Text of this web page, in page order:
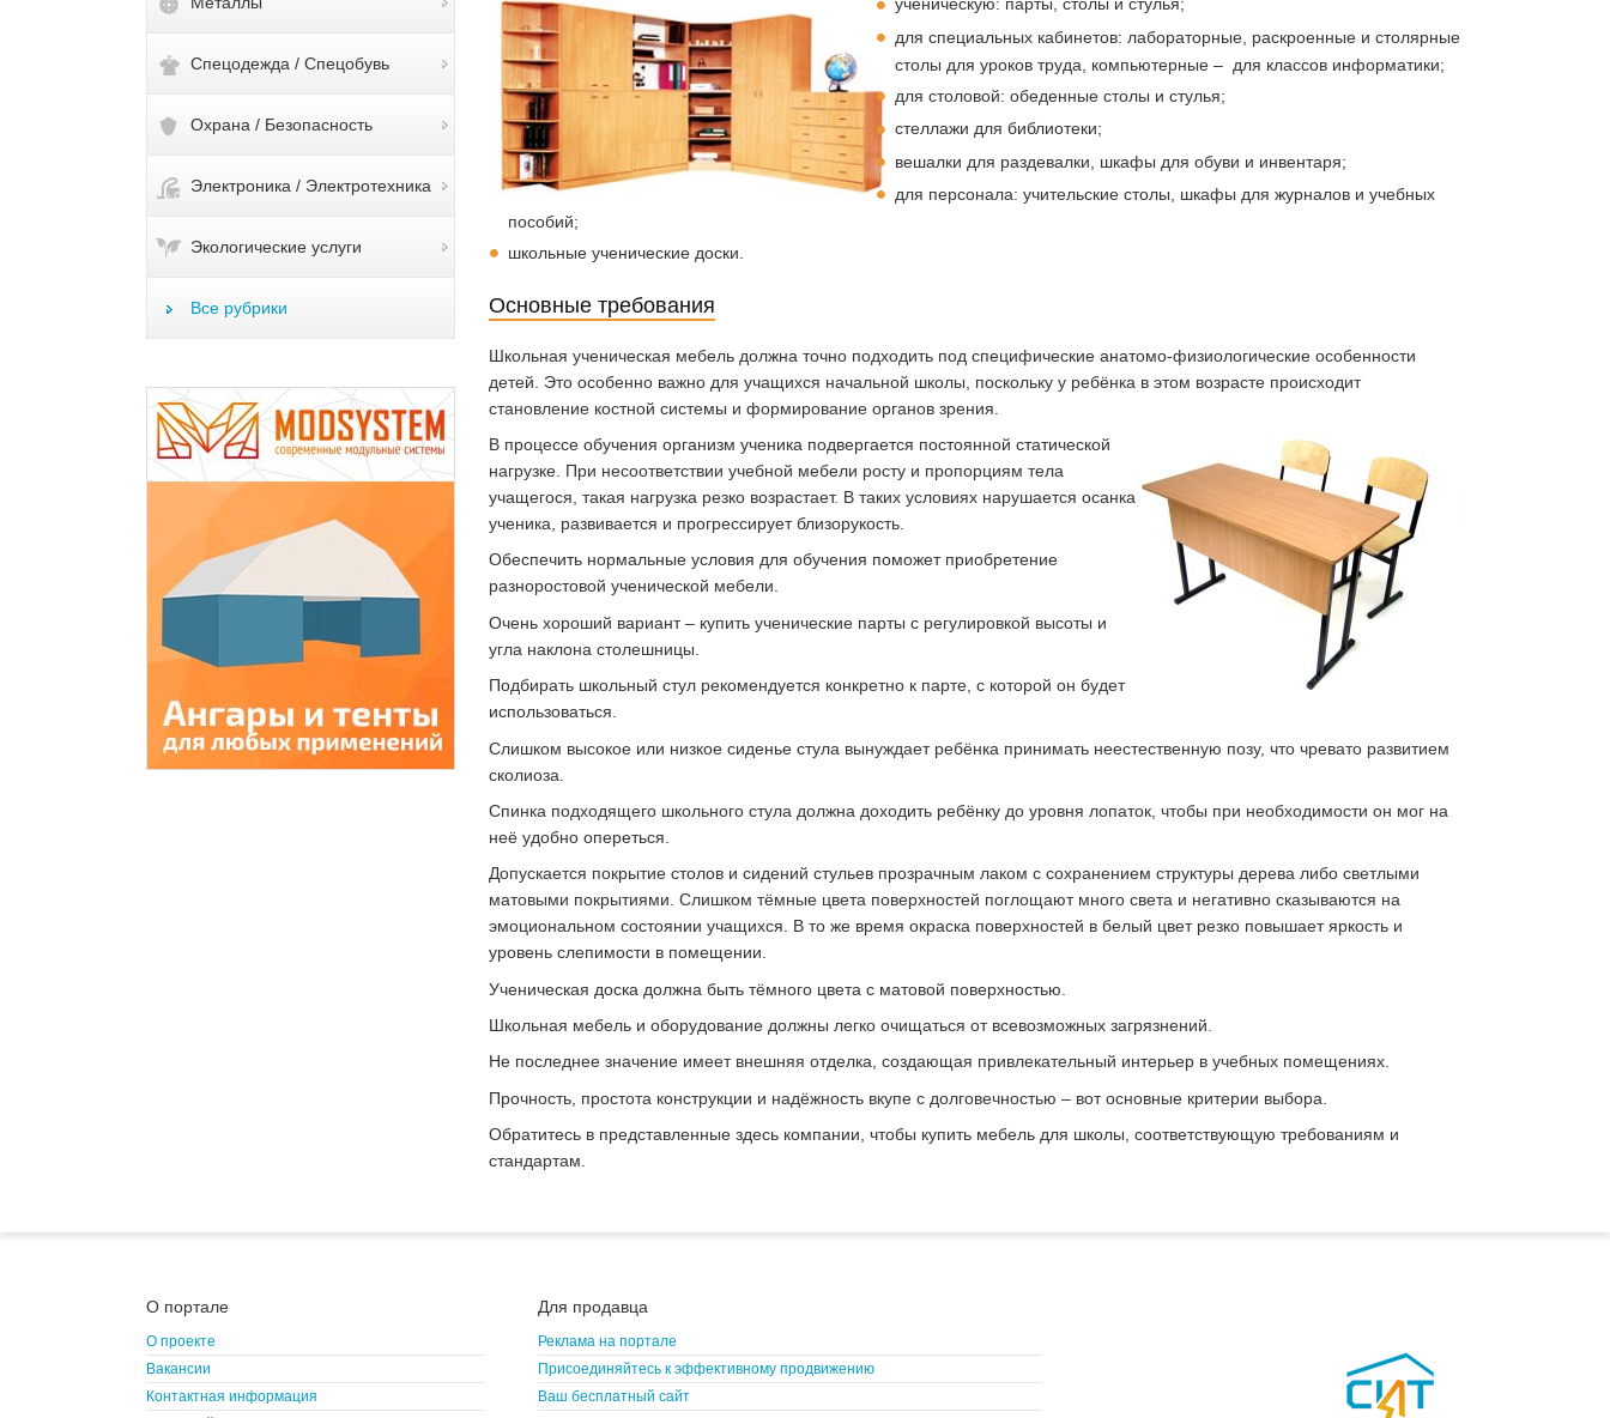
Спецодежда / Спецобувь
Охрана / Безопасность
Электроника / Электротехника
Экологические услуги
Все рубрики
ученическую: парты, столы и стулья;
для специальных кабинетов: лабораторные, раскроенные и столярные
столы для уроков труда, компьютерные – для классов информатики;
для столовой: обеденные столы и стулья;
стеллажи для библиотеки;
вешалки для раздевалки, шкафы для обуви и инвентаря;
для персонала: учительские столы, шкафы для журналов и учебных
пособий;
школьные ученические доски.
Основные требования
Школьная ученическая мебель должна точно подходить под специфические анатомо-физиологические особенности
детей. Это особенно важно для учащихся начальной школы, поскольку у ребёнка в этом возрасте происходит
становление костной системы и формирование органов зрения.
В процессе обучения организм ученика подвергается постоянной статической
нагрузке. При несоответствии учебной мебели росту и пропорциям тела
учащегося, такая нагрузка резко возрастает. В таких условиях нарушается осанка
ученика, развивается и прогрессирует близорукость.
Обеспечить нормальные условия для обучения поможет приобретение
разноростовой ученической мебели.
Очень хороший вариант – купить ученические парты с регулировкой высоты и
угла наклона столешницы.
Подбирать школьный стул рекомендуется конкретно к парте, с которой он будет
использоваться.
Слишком высокое или низкое сиденье стула вынуждает ребёнка принимать неестественную позу, что чревато развитием
сколиоза.
Спинка подходящего школьного стула должна доходить ребёнку до уровня лопаток, чтобы при необходимости он мог на
неё удобно опереться.
Допускается покрытие столов и сидений стульев прозрачным лаком с сохранением структуры дерева либо светлыми
матовыми покрытиями. Слишком тёмные цвета поверхностей поглощают много света и негативно сказываются на
эмоциональном состоянии учащихся. В то же время окраска поверхностей в белый цвет резко повышает яркость и
уровень слепимости в помещении.
Ученическая доска должна быть тёмного цвета с матовой поверхностью.
Школьная мебель и оборудование должны легко очищаться от всевозможных загрязнений.
Не последнее значение имеет внешняя отделка, создающая привлекательный интерьер в учебных помещениях.
Прочность, простота конструкции и надёжность вкупе с долговечностью – вот основные критерии выбора.
Обратитесь в представленные здесь компании, чтобы купить мебель для школы, соответствующую требованиям и
стандартам.
О портале
О проекте
Вакансии
Контактная информация
Для продавца
Реклама на портале
Присоединяйтесь к эффективному продвижению
Ваш бесплатный сайт